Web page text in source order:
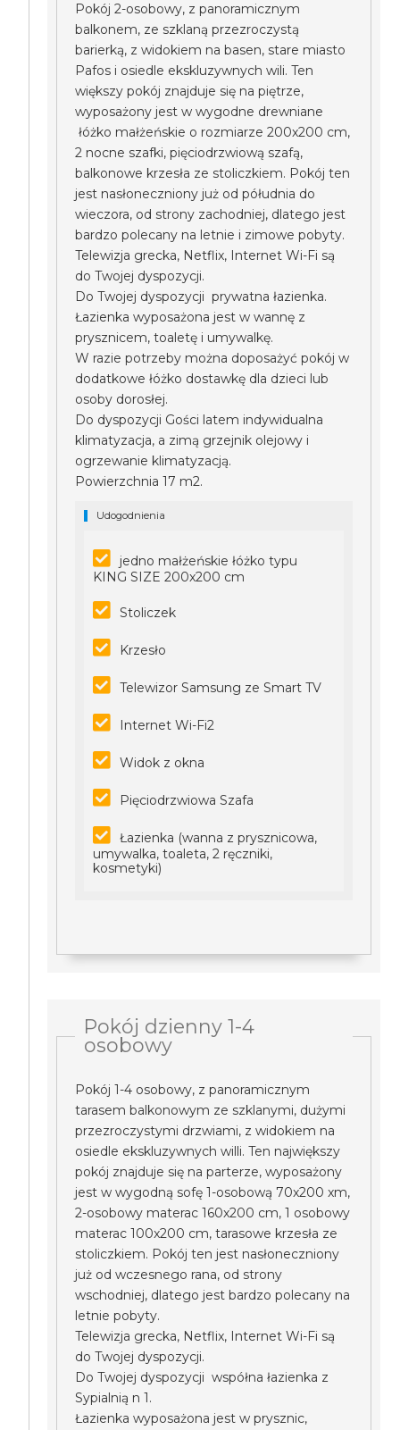
Pokój 2-osobowy, z panoramicznym
balkonem, ze szklaną przezroczystą
barierką, z widokiem na basen, stare miasto
Pafos i osiedle ekskluzywnych wili. Ten
większy pokój znajduje się na piętrze,
wyposażony jest w wygodne drewniane
łóżko małżeńskie o rozmiarze 200x200 cm,
2 nocne szafki, pięciodrzwiową szafą,
balkonowe krzesła ze stoliczkiem. Pokój ten
jest nasłoneczniony już od półudnia do
wieczora, od strony zachodniej, dlatego jest
bardzo polecany na letnie i zimowe pobyty.
Telewizja grecka, Netflix, Internet Wi-Fi są
do Twojej dyspozycji.
Do Twojej dyspozycji prywatna łazienka.
Łazienka wyposażona jest w wannę z
prysznicem, toaletę i umywalkę.
W razie potrzeby można doposażyć pokój w
dodatkowe łóżko dostawkę dla dzieci lub
osoby dorosłej.
Do dyspozycji Gości latem indywidualna
klimatyzacja, a zimą grzejnik olejowy i
ogrzewanie klimatyzacją.
Powierzchnia 17 m2.
Udogodnienia
jedno małżeńskie łóżko typu
KING SIZE 200x200 cm
Stoliczek
Krzesło
Telewizor Samsung ze Smart TV
Internet Wi-Fi2
Widok z okna
Pięciodrzwiowa Szafa
Łazienka (wanna z prysznicowa,
umywalka, toaleta, 2 ręczniki,
kosmetyki)
Pokój dzienny 1-4
osobowy
Pokój 1-4 osobowy, z panoramicznym
tarasem balkonowym ze szklanymi, dużymi
przezroczystymi drzwiami, z widokiem na
osiedle ekskluzywnych willi. Ten największy
pokój znajduje się na parterze, wyposażony
jest w wygodną sofę 1-osobową 70x200 xm,
2-osobowy materac 160x200 cm, 1 osobowy
materac 100x200 cm, tarasowe krzesła ze
stoliczkiem. Pokój ten jest nasłoneczniony
już od wczesnego rana, od strony
wschodniej, dlatego jest bardzo polecany na
letnie pobyty.
Telewizja grecka, Netflix, Internet Wi-Fi są
do Twojej dyspozycji.
Do Twojej dyspozycji współna łazienka z
Sypialnią n 1.
Łazienka wyposażona jest w prysznic,